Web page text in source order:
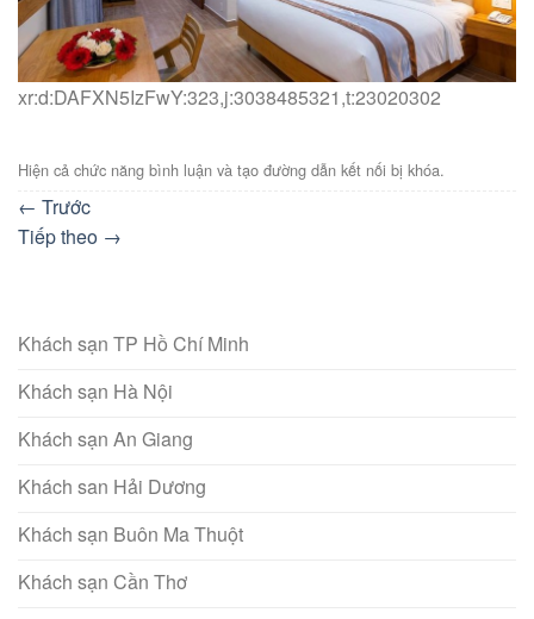
xr:d:DAFXN5IzFwY:323,j:3038485321,t:23020302
Hiện cả chức năng bình luận và tạo đường dẫn kết nối bị khóa.
← Trước
Tiếp theo →
Khách sạn TP Hồ Chí Minh
Khách sạn Hà Nội
Khách sạn An Giang
Khách san Hải Dương
Khách sạn Buôn Ma Thuột
Khách sạn Cần Thơ